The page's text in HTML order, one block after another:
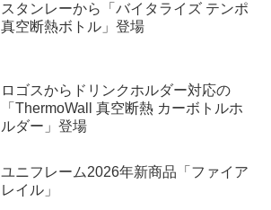
スタンレーから「バイタライズ テンポ
真空断熱ボトル」登場
ロゴスからドリンクホルダー対応の
「ThermoWall 真空断熱 カーボトルホ
ルダー」登場
ユニフレーム2026年新商品「ファイア
レイル」